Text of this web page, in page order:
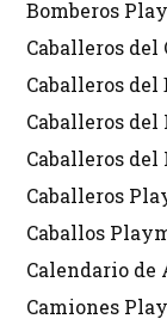
Bomberos
Caballeros
Caballeros
Caballeros
Caballeros
Caballeros
Caballos
Calendario
Camiones